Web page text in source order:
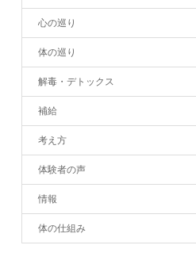
心の巡り
体の巡り
解毒・デトックス
補給
考え方
体験者の声
情報
体の仕組み